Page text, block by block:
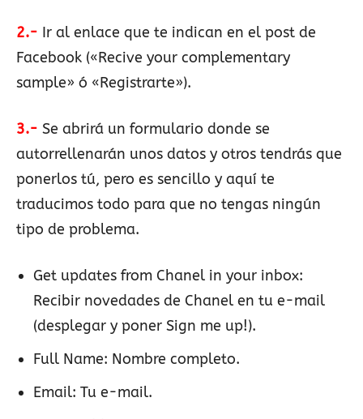
2.- Ir al enlace que te indican en el post de
Facebook («Recive your complementary
sample» ó «Registrarte»).
3.- Se abrirá un formulario donde se
autorrellenarán unos datos y otros tendrás que
ponerlos tú, pero es sencillo y aquí te
traducimos todo para que no tengas ningún
tipo de problema.
Get updates from Chanel in your inbox:
Recibir novedades de Chanel en tu e-mail
(desplegar y poner Sign me up!).
Full Name: Nombre completo.
Email: Tu e-mail.